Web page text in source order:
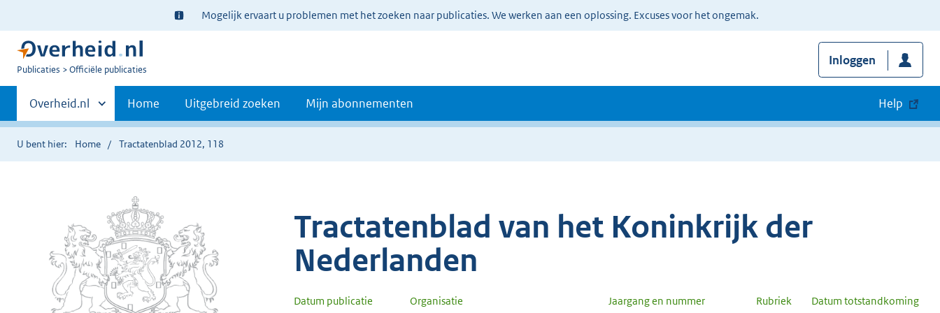
Ter
informatie:
Mogelijk ervaart u problemen met het zoeken naar publicaties. We werken aan een oplossing. Excuses voor het ongemak.
U
Publicaties Officiële publicaties
Inloggen
Primaire
navigatie
Andere
sites
binnen
Overheid.nl Home Uitgebreid zoeken Mijn abonnementen Help
U bent hier: Home Tractatenblad 2012, 118
Tractatenblad van het Koninkrijk der
Nederlanden
Datum publicatie Organisatie Jaargang en nummer Rubriek Datum totstandkoming